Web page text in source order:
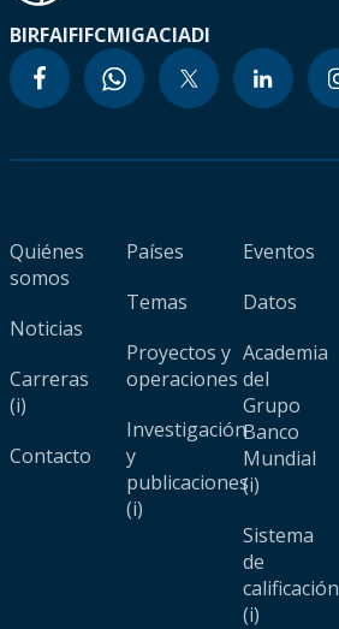
BIRFAIFIFCMIGACIADI
Quiénes
somos
Noticias
Carreras
(i)
Contacto
Países
Temas
Proyectos y
operaciones
Investigación
y
publicaciones
(i)
Eventos
Datos
Academia
del
Grupo
Banco
Mundial
(i)
Sistema
de
calificación
(i)